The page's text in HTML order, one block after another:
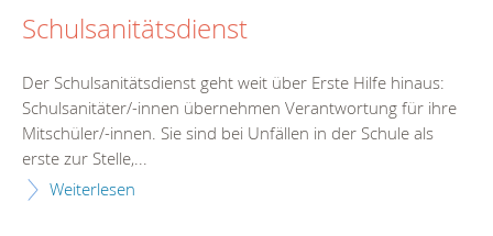
Schulsanitätsdienst
Der Schulsanitätsdienst geht weit über Erste Hilfe hinaus:
Schulsanitäter/-innen übernehmen Verantwortung für ihre
Mitschüler/-innen. Sie sind bei Unfällen in der Schule als
erste zur Stelle,...
Weiterlesen